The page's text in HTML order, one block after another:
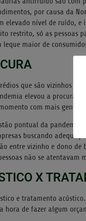
por causa da
elevado nível de ruído, e
restrito, só as pessoas
maior de
que são vizinhos a
elevou a procura
com mais gente
pontual da pandemia,
buscando
entre vizinho e dono de
não se atentavam
X
e tratamento
hora de fazer algum